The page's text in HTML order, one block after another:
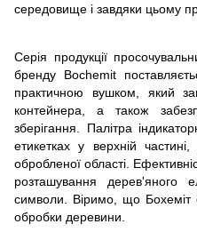
середовище і завдяки цьому
Серія продукції
бренду Bochemit
практичною вушком, який
контейнера, а також
зберігання. Палітра
етикетках у верхній
обробленої області.
розташування дерев'яного
символи. Віримо, що Бохеміт
обробки деревини.